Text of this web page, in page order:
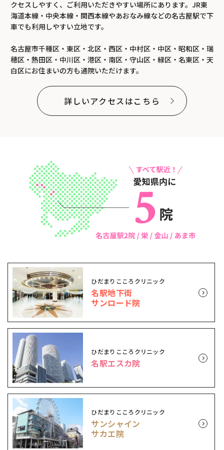
クセスしやすく、ご利用いただきやすい場所にあります。JR東
海道本線・中央本線・関西本線やあおなみ線などの名古屋駅で下
車でも利用しやすい立地です。
名古屋市千種区・東区・北区・西区・中村区・中区・昭和区・瑞
穂区・熱田区・中川区・港区・南区・守山区・緑区・名東区・天
白区にお住まいの方も通院いただけます。
詳しいアクセスはこちら
ひだまりこころクリニック
名駅地下街
サンロード院
ひだまりこころクリニック
名駅エスカ院
ひだまりこころクリニック
サンシャイン
サカエ院